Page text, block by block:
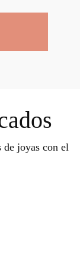
de joyas con el